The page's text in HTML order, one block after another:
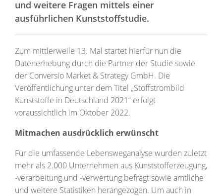
und weitere Fragen mittels einer
ausführlichen Kunststoffstudie.
Zum mittlerweile 13. Mal startet hierfür nun die
Datenerhebung durch die Partner der Studie sowie
der Conversio Market & Strategy GmbH. Die
Veröffentlichung unter dem Titel „Stoffstrombild
Kunststoffe in Deutschland 2021“ erfolgt
voraussichtlich im Oktober 2022.
Mitmachen ausdrücklich erwünscht
Für die umfassende Lebensweganalyse wurden zuletzt
mehr als 2.000 Unternehmen aus Kunststofferzeugung,
-verarbeitung und -verwertung befragt sowie amtliche
und weitere Statistiken herangezogen. Um auch in